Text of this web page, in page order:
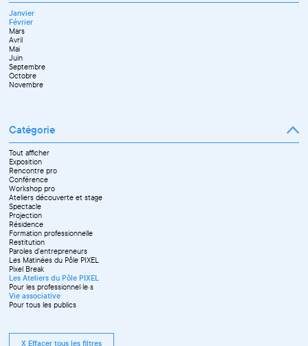
Janvier
Février
Mars
Avril
Mai
Juin
Septembre
Octobre
Novembre
Catégorie
Tout afficher
Exposition
Rencontre pro
Conférence
Workshop pro
Ateliers découverte et stage
Spectacle
Projection
Résidence
Formation professionnelle
Restitution
Paroles d'entrepreneurs
Les Matinées du Pôle PIXEL
Pixel Break
Les Ateliers du Pôle PIXEL
Pour les professionnel·le·s
Vie associative
Pour tous les publics
X Effacer tous les filtres